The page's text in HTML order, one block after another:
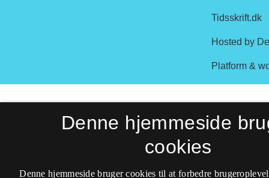
Denne hjemmeside
cookies
Denne hjemmeside bruger cookies til at forbedre